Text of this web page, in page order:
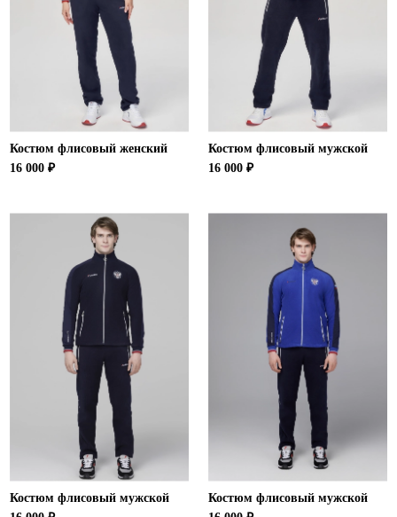
Костюм флисовый женский
16 000 ₽
Костюм флисовый мужской
16 000 ₽
Костюм флисовый мужской
Костюм флисовый мужской